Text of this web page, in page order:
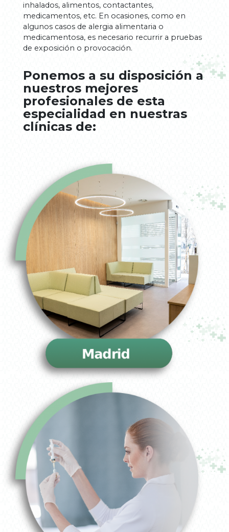
inhalados, alimentos, contactantes,
medicamentos, etc. En ocasiones, como en
algunos casos de alergia alimentaria o
medicamentosa, es necesario recurrir a pruebas
de exposición o provocación.
Ponemos a su disposición a
nuestros mejores
profesionales de esta
especialidad en nuestras
clínicas de: